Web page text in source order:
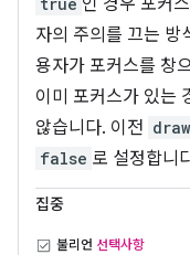
자의 주의를 끄는 방
용자가 포커스를 창
이미 포커스가 있는
않습니다. 이전
false 로 설정합니
집중
불리언 선택사항